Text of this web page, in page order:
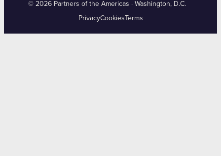
© 2026 Partners of the Americas · Washington, D.C.
PrivacyCookies Terms